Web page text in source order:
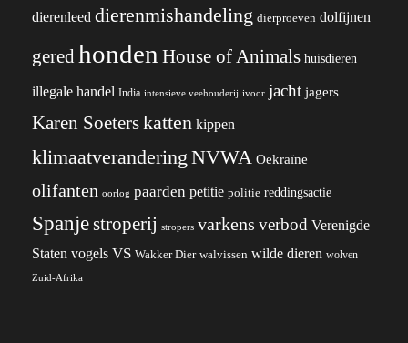
dierenleed dierenmishandeling dierproeven dolfijnen
gered honden House of Animals huisdieren
illegale handel India intensieve veehouderij ivoor jacht jagers
Karen Soeterskatten kippen
klimaatverandering NVWA Oekraïne
olifanten oorlog paarden petitie politie reddingsactie
Spanjestroperij stropers varkens verbod Verenigde
Staten vogels VS Wakker Dier walvissen wilde dieren wolven
Zuid-Afrika